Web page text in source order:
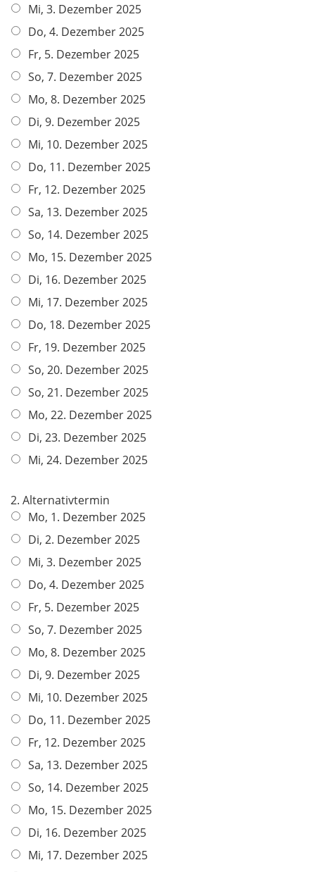
Mi, 3. Dezember 2025
Do, 4. Dezember 2025
Fr, 5. Dezember 2025
So, 7. Dezember 2025
Mo, 8. Dezember 2025
Di, 9. Dezember 2025
Mi, 10. Dezember 2025
Do, 11. Dezember 2025
Fr, 12. Dezember 2025
Sa, 13. Dezember 2025
So, 14. Dezember 2025
Mo, 15. Dezember 2025
Di, 16. Dezember 2025
Mi, 17. Dezember 2025
Do, 18. Dezember 2025
Fr, 19. Dezember 2025
So, 20. Dezember 2025
So, 21. Dezember 2025
Mo, 22. Dezember 2025
Di, 23. Dezember 2025
Mi, 24. Dezember 2025
2. Alternativtermin
Mo, 1. Dezember 2025
Di, 2. Dezember 2025
Mi, 3. Dezember 2025
Do, 4. Dezember 2025
Fr, 5. Dezember 2025
So, 7. Dezember 2025
Mo, 8. Dezember 2025
Di, 9. Dezember 2025
Mi, 10. Dezember 2025
Do, 11. Dezember 2025
Fr, 12. Dezember 2025
Sa, 13. Dezember 2025
So, 14. Dezember 2025
Mo, 15. Dezember 2025
Di, 16. Dezember 2025
Mi, 17. Dezember 2025